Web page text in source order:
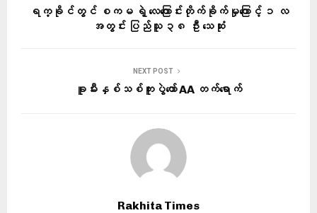
ရက္ခိုင်တွင် စကမ ရဲ့ လေကြောင်းတိုက်ခိုက်မှုကြောင့် ၁ လ
အတွင်း ပြည်သူ ၃၈ ဦး သေဆုံး
NEXT POST
ခူမီးနှစ်သစ်ကူးပွဲတော် AA တက်ရောက်
Rakhita Times